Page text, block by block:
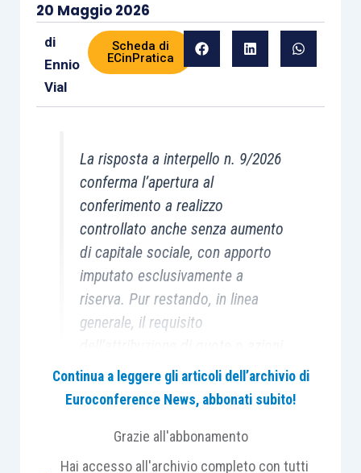
20 Maggio 2026
di
Ennio
Vial
Scheda di
ECinPratica
La risposta a interpello n. 9/2026
conferma l’apertura al
conferimento a realizzo
controllato anche senza aumento
di capitale sociale, con apporto
imputato esclusivamente a
riserva. Pur restando, in linea
generale, il requisito
della conferitaria, l’Agenzia
ammette che tale condizione
sostanzialmente rispettata
quando il conferente già detiene
Continua a leggere gli articoli dell’archivio di
Euroconference News, abbonati subito!
Grazie all'abbonamento
Hai accesso all'archivio completo con tutti